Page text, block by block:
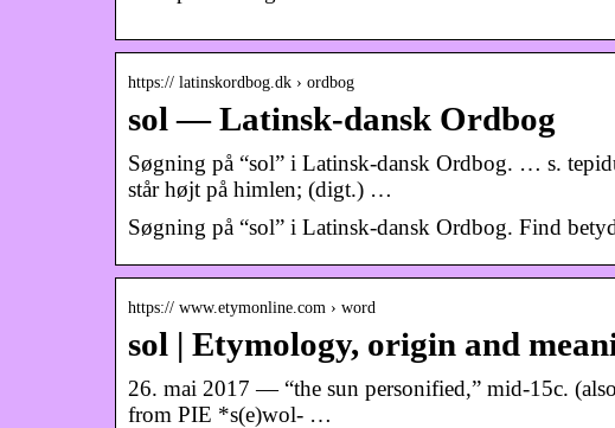
https:// latinskordbog.dk › ordbog
sol — Latinsk-dansk Ordbog
Søgning på “sol” i Latinsk-dansk Ordbog. … s.
står højt på himlen; (digt.) …
Søgning på “sol” i Latinsk-dansk Ordbog. Find
https:// www.etymonline.com › word
sol | Etymology, origin and
26. mai 2017 — “the sun personified,” mid-15c.
from PIE *s(e)wol- …